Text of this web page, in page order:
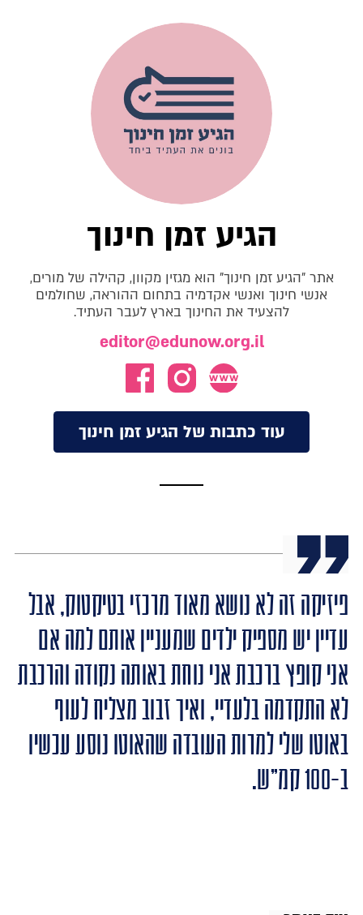
הגיע זמן חינוך
אתר "הגיע זמן חינוך" הוא מגזין מקוון, קהילה של מורים,
אנשי חינוך ואנשי אקדמיה בתחום ההוראה, שחולמים
להצעיד את החינוך בארץ לעבר העתיד.
editor@edunow.org.il
עוד כתבות של הגיע זמן חינוך
פיזיקה זה לא נושא מאוד מרכזי בטיקטוק, אבל
עדיין יש מספיק ילדים שמעניין אותם למה אם
אני קופץ ברכבת אני נוחת באותה נקודה והרכבת
לא התקדמה בלעדיי, ואיך זבוב מצליח לעוף
באוטו שלי למרות העובדה שהאוטו נוסע עכשיו
ב-100 קמ"ש.